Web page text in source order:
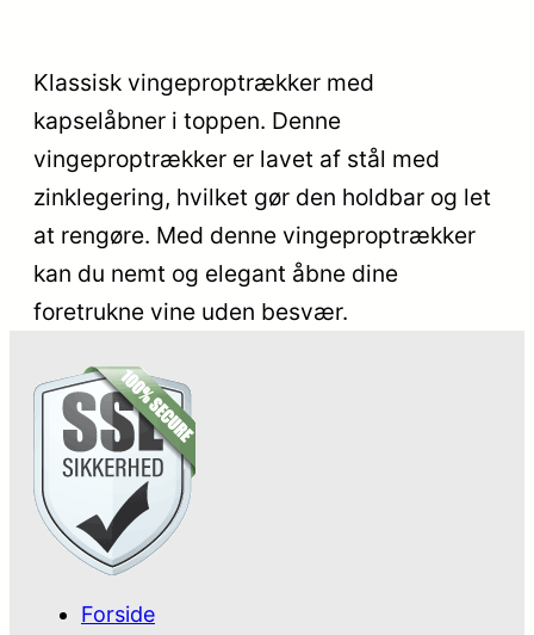
Klassisk vingeproptrækker med
kapselåbner i toppen. Denne
vingeproptrækker er lavet af stål med
zinklegering, hvilket gør den holdbar og let
at rengøre. Med denne vingeproptrækker
kan du nemt og elegant åbne dine
foretrukne vine uden besvær.
Forside